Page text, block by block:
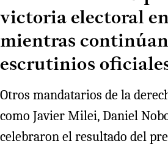
victoria electoral
mientras
escrutinios
Otros mandatarios de la
como Javier Milei, Daniel
celebraron el resultado del